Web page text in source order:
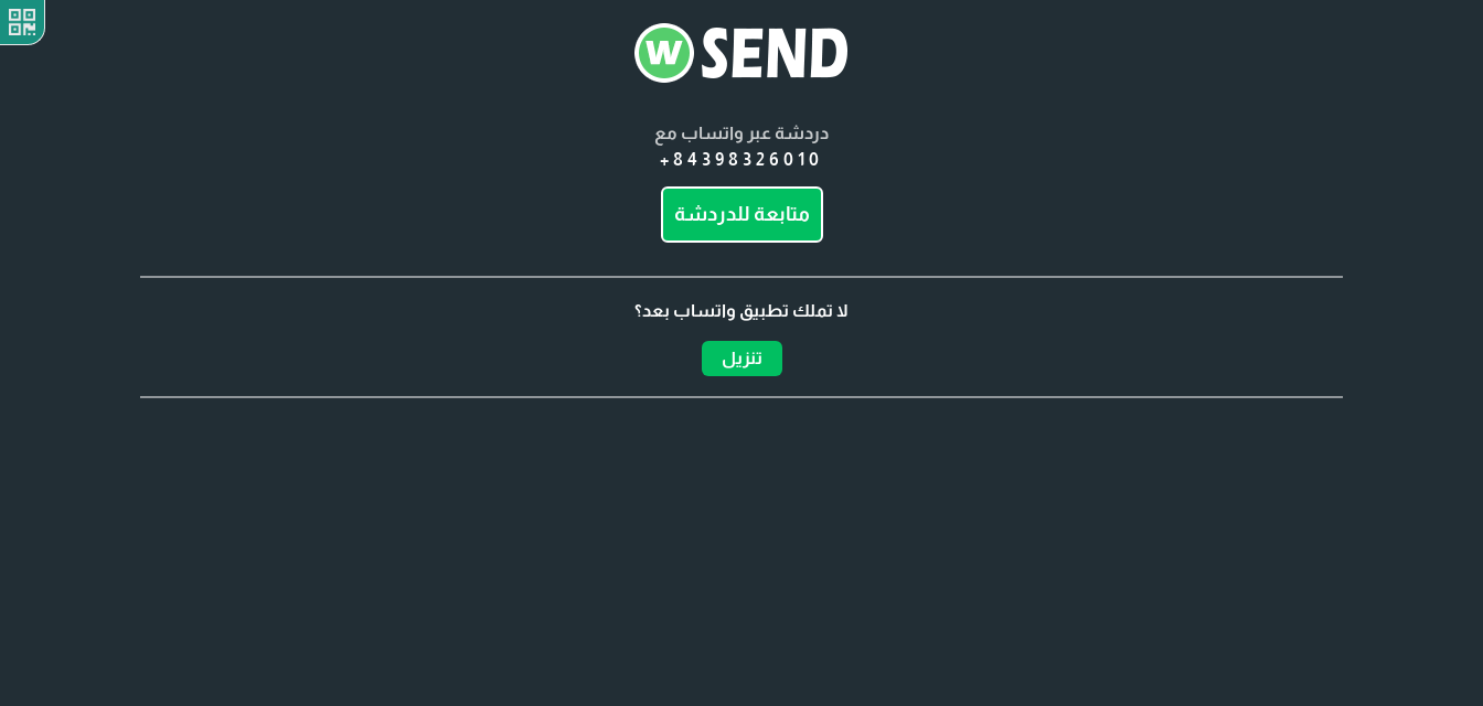
دردشة عبر واتساب مع
+84398326010
متابعة للدردشة
لا تملك تطبيق واتساب بعد؟
تنزيل